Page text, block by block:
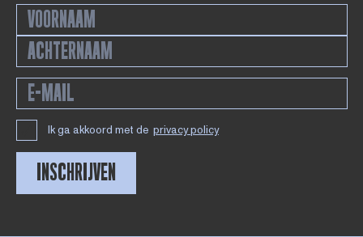
Ik ga akkoord met de privacy policy
INSCHRIJVEN